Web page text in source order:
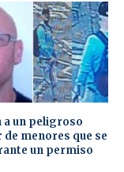
a un peligroso
menores que se
un permiso